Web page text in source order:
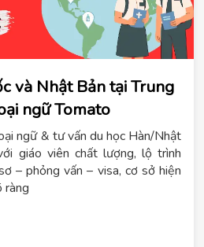
và Nhật Bản tại Trung
ngữ Tomato
ngữ & tư vấn du học Hàn/Nhật
giáo viên chất lượng, lộ trình
– phỏng vấn – visa, cơ sở hiện
ràng